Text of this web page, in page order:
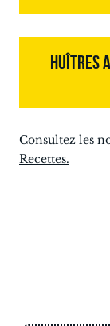
HUÎTRES
Consultez les
Recettes.